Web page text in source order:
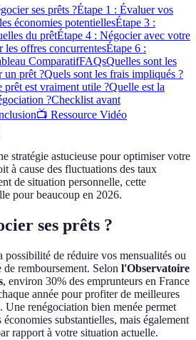
ses prêts ?Étape 1 : Évaluer vos
économies potentiellesÉtape 3 :
du prêtÉtape 4 : Négocier avec votre
les offres concurrentesÉtape 6 :
ComparatifFAQsQuelles sont les
un prêt ?Quels sont les frais impliqués ?
prêt est vraiment utile ?Quelle est la
?Checklist avant
📺 Ressource Vidéo
stratégie astucieuse pour optimiser votre
à cause des fluctuations des taux
de situation personnelle, cette
pour beaucoup en 2026.
ses prêts ?
de réduire vos mensualités ou
remboursement. Selon l'Observatoire
, environ 30% des emprunteurs en France
année pour profiter de meilleures
Une renégociation bien menée permet
substantielles, mais également
rapport à votre situation actuelle.